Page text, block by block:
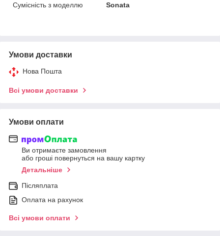
Сумісність з моделлю
Sonata
Умови доставки
Нова Пошта
Всі умови доставки
Умови оплати
Ви отримаєте замовлення
або гроші повернуться на вашу картку
Детальніше
Післяплата
Оплата на рахунок
Всі умови оплати